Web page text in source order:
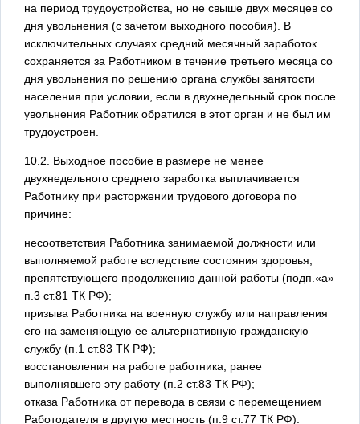
на период трудоустройства, но не свыше двух месяцев со
дня увольнения (с зачетом выходного пособия). В
исключительных случаях средний месячный заработок
сохраняется за Работником в течение третьего месяца со
дня увольнения по решению органа службы занятости
населения при условии, если в двухнедельный срок после
увольнения Работник обратился в этот орган и не был им
трудоустроен.
10.2. Выходное пособие в размере не менее
двухнедельного среднего заработка выплачивается
Работнику при расторжении трудового договора по
причине:
несоответствия Работника занимаемой должности или
выполняемой работе вследствие состояния здоровья,
препятствующего продолжению данной работы (подп.«а»
п.3 ст.81 ТК РФ);
призыва Работника на военную службу или направления
его на заменяющую ее альтернативную гражданскую
службу (п.1 ст.83 ТК РФ);
восстановления на работе работника, ранее
выполнявшего эту работу (п.2 ст.83 ТК РФ);
отказа Работника от перевода в связи с перемещением
Работодателя в другую местность (п.9 ст.77 ТК РФ).